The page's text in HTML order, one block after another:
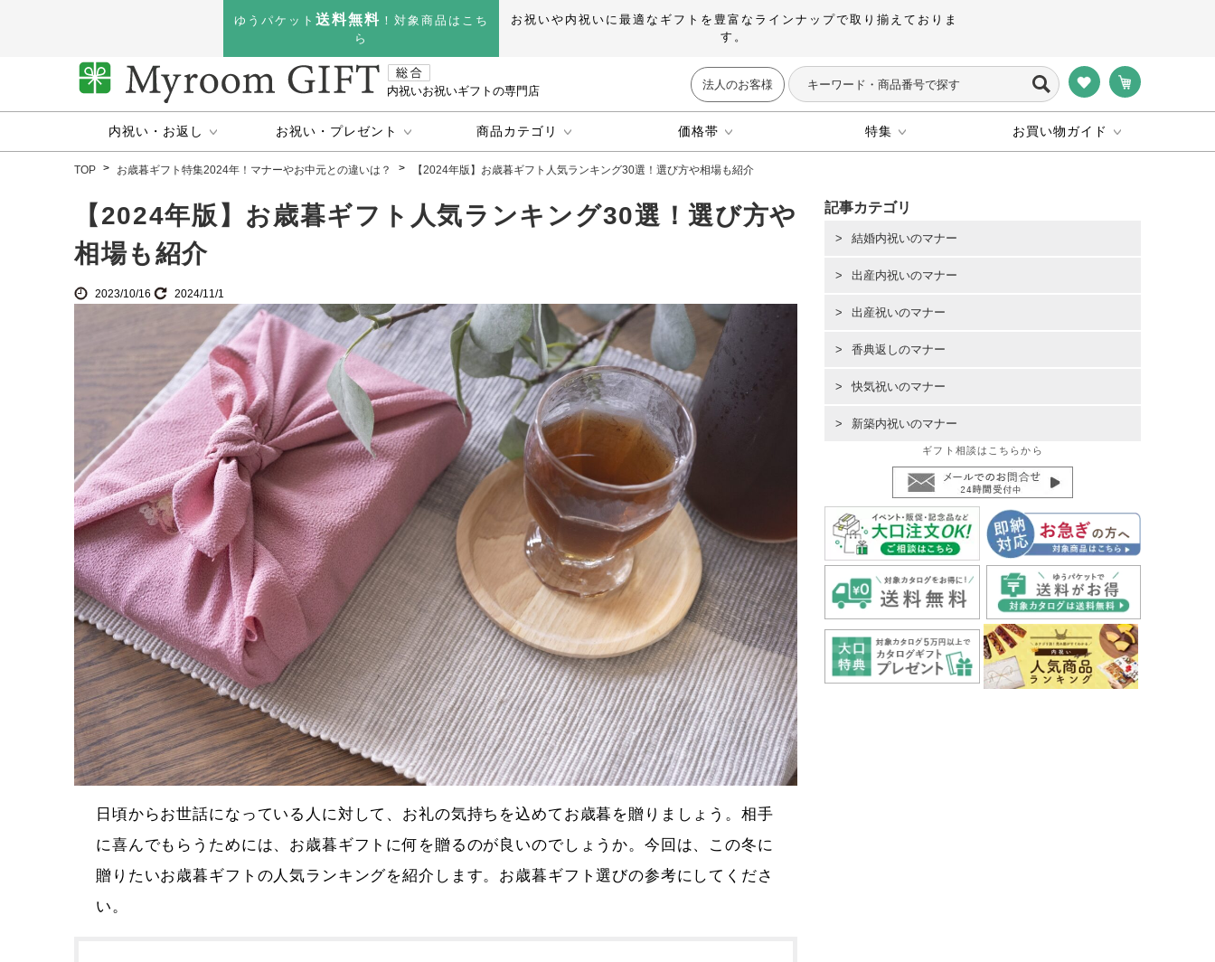
ゆうパケット 送料無料 ！対象商品はこち
ら
お祝いや内祝いに最適なギフトを豊富なラインナップで取り揃えておりま
す。
内祝いお祝いギフトの専門店
法人のお客様
内祝い・お返し お祝い・プレゼント 商品カテゴリ 価格帯 特集 お買い物ガイド
TOP お歳暮ギフト特集2024年！マナーやお中元との違いは？ 【2024年版】お歳暮ギフト人気ランキング30選！選び方や相場も紹介
【2024年版】お歳暮ギフト人気ランキング30選！選び方や
相場も紹介
2023/10/16 2024/11/1
日頃からお世話になっている人に対して、お礼の気持ちを込めてお歳暮を贈りましょう。相手
に喜んでもらうためには、お歳暮ギフトに何を贈るのが良いのでしょうか。今回は、この冬に
贈りたいお歳暮ギフトの人気ランキングを紹介します。お歳暮ギフト選びの参考にしてくださ
い。
記事カテゴリ
結婚内祝いのマナー
出産内祝いのマナー
出産祝いのマナー
香典返しのマナー
快気祝いのマナー
新築内祝いのマナー
ギフト相談はこちらから